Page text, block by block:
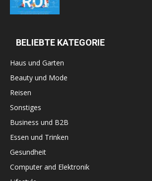
BELIEBTE KATEGORIE
Haus und Garten
Beauty und Mode
Reisen
Sonstiges
Business und B2B
Essen und Trinken
Gesundheit
Computer and Elektronik